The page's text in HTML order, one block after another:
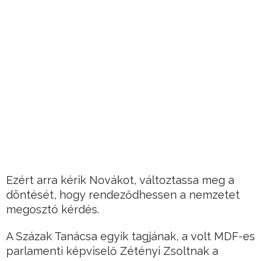
Ezért arra kérik Novákot, változtassa meg a
döntését, hogy rendeződhessen a nemzetet
megosztó kérdés.
A Százak Tanácsa egyik tagjának, a volt MDF-es
parlamenti képviselő Zétényi Zsoltnak a